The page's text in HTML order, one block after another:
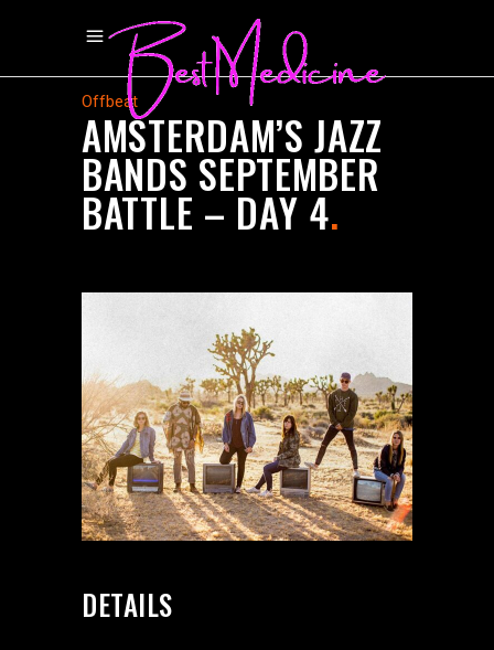
Offbeat
AMSTERDAM’S JAZZ
BANDS SEPTEMBER
BATTLE – DAY 4.
DETAILS